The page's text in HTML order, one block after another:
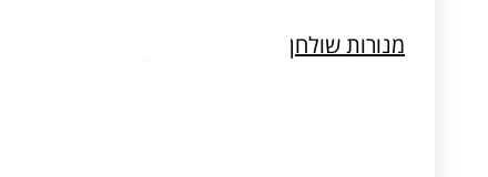
מנורות שולחן